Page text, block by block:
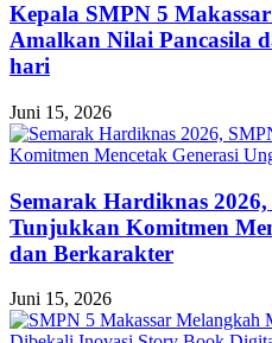
Kepala SMPN 5
Amalkan Nilai Pancasila
hari
Juni 15, 2026
Semarak Hardiknas
Tunjukkan Komitmen
dan Berkarakter
Juni 15, 2026